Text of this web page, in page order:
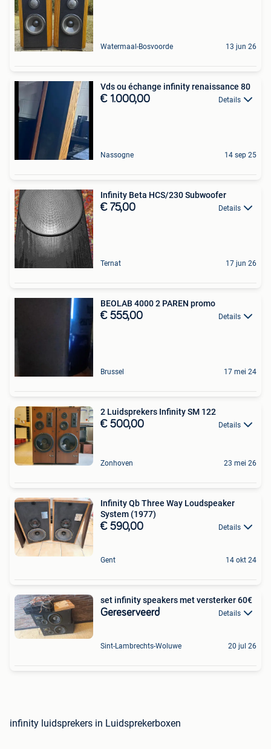
Watermaal-Bosvoorde 13 jun 26
Vds ou échange infinity renaissance 80
€ 1.000,00 Details
Nassogne 14 sep 25
Infinity Beta HCS/230 Subwoofer
€ 75,00 Details
Ternat 17 jun 26
BEOLAB 4000 2 PAREN promo
€ 555,00 Details
Brussel 17 mei 24
2 Luidsprekers Infinity SM 122
€ 500,00 Details
Zonhoven 23 mei 26
Infinity Qb Three Way Loudspeaker
System (1977)
€ 590,00 Details
Gent 14 okt 24
set infinity speakers met versterker 60€
Gereserveerd Details
Sint-Lambrechts-Woluwe 20 jul 26
infinity luidsprekers in Luidsprekerboxen